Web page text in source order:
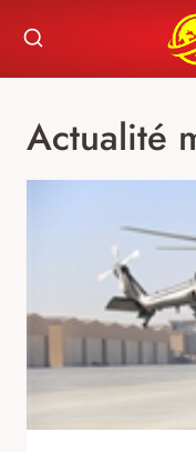
content
Actualité